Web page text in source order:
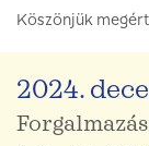
Köszönjük
2024.